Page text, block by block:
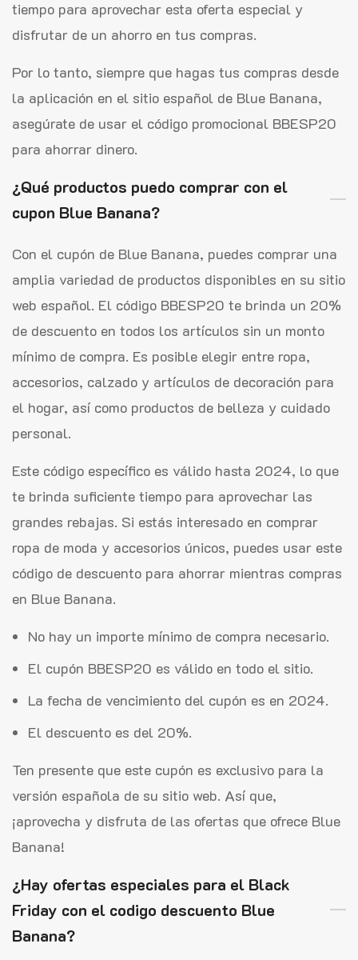
tiempo para aprovechar esta oferta especial y
disfrutar de un ahorro en tus compras.
Por lo tanto, siempre que hagas tus compras desde
la aplicación en el sitio español de Blue Banana,
asegúrate de usar el código promocional BBESP20
para ahorrar dinero.
¿Qué productos puedo comprar con el
cupon Blue Banana?
Con el cupón de Blue Banana, puedes comprar una
amplia variedad de productos disponibles en su sitio
web español. El código BBESP20 te brinda un 20%
de descuento en todos los artículos sin un monto
mínimo de compra. Es posible elegir entre ropa,
accesorios, calzado y artículos de decoración para
el hogar, así como productos de belleza y cuidado
personal.
Este código específico es válido hasta 2024, lo que
te brinda suficiente tiempo para aprovechar las
grandes rebajas. Si estás interesado en comprar
ropa de moda y accesorios únicos, puedes usar este
código de descuento para ahorrar mientras compras
en Blue Banana.
No hay un importe mínimo de compra necesario.
El cupón BBESP20 es válido en todo el sitio.
La fecha de vencimiento del cupón es en 2024.
El descuento es del 20%.
Ten presente que este cupón es exclusivo para la
versión española de su sitio web. Así que,
¡aprovecha y disfruta de las ofertas que ofrece Blue
Banana!
¿Hay ofertas especiales para el Black
Friday con el codigo descuento Blue
Banana?